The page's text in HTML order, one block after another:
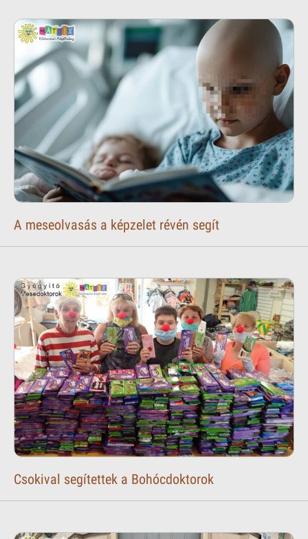
A meseolvasás a képzelet révén segít
Csokival segítettek a Bohócdoktorok